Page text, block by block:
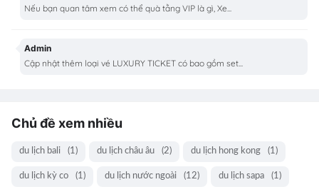
Nếu bạn quan tâm xem có thể quà tằng VIP là gì, Xe...
Admin
Cập nhật thêm loại vé LUXURY TICKET có bao gồm set...
Chủ đề xem nhiều
du lịch bali (1) du lịch châu âu (2) du lịch hong kong (1)
du lịch kỳ co (1) du lịch nước ngoài (12) du lịch sapa (1)